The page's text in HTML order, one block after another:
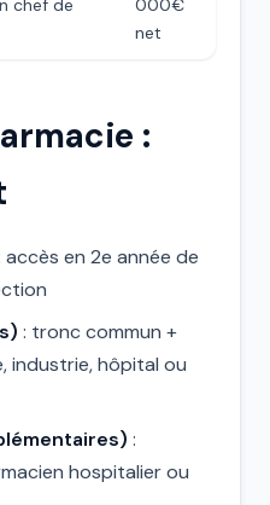
chef de
000€
net
:
accès en 2e année de
: tronc commun +
industrie, hôpital ou
:
hospitalier ou